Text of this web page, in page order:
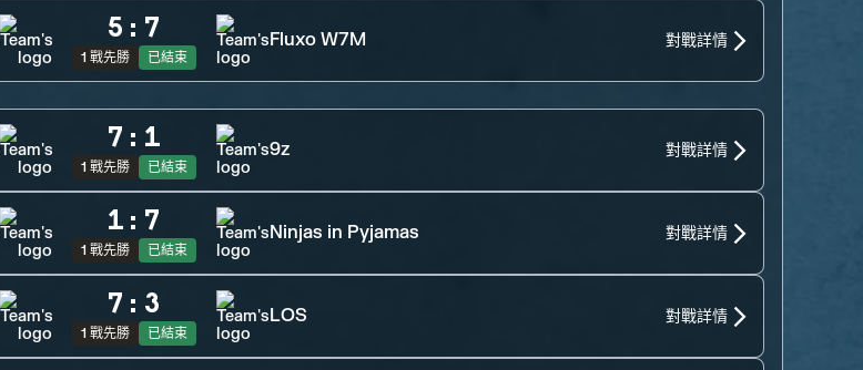
5 : 7
1 戰先勝 已結束
Fluxo W7M 對戰詳情
7 : 1
1 戰先勝 已結束
9z 對戰詳情
1 : 7
1 戰先勝 已結束
Ninjas in Pyjamas 對戰詳情
7 : 3
1 戰先勝 已結束
LOS 對戰詳情